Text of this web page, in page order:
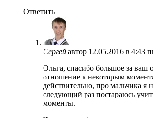
Ответить
Сергей автор 12.05.2016 в 4:43
Ольга, спасибо большое за ваш
отношение к некоторым
действительно, про мальчика я
следующий раз постараюсь
моменты.